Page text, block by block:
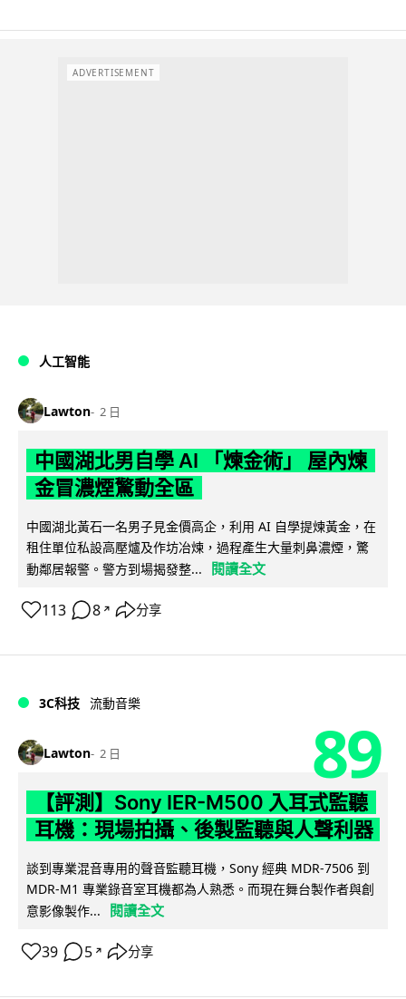
ADVERTISEMENT
人工智能
Lawton 2 日
中國湖北男自學 AI 「煉金術」 屋內煉
金冒濃煙驚動全區
中國湖北黃石一名男子見金價高企，利用 AI 自學提煉黃金，在
租住單位私設高壓爐及作坊冶煉，過程產生大量刺鼻濃煙，驚
動鄰居報警。警方到場揭發整...
閱讀全文
113 8 ↗ 分享
3C科技 流動音樂
Lawton 2 日 89
【評測】Sony IER-M500 入耳式監聽
耳機：現場拍攝、後製監聽與人聲利器
談到專業混音專用的聲音監聽耳機，Sony 經典 MDR-7506 到
MDR-M1 專業錄音室耳機都為人熟悉。而現在舞台製作者與創
意影像製作...
閱讀全文
39 5 ↗ 分享